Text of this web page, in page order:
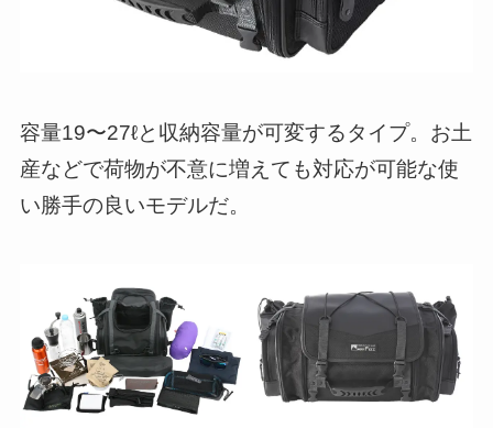
容量19〜27ℓと収納容量が可変するタイプ。お土
産などで荷物が不意に増えても対応が可能な使
い勝手の良いモデルだ。